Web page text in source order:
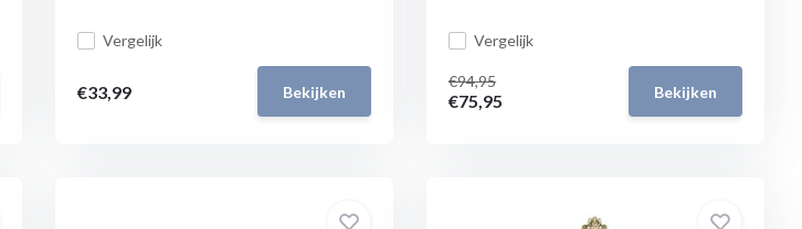
Vergelijk
€33,99 Bekijken
Vergelijk
€94,95
€75,95 Bekijken